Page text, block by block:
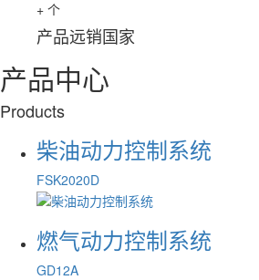
+ 个
产品远销国家
产品中心
Products
柴油动力控制系统
FSK2020D
燃气动力控制系统
GD12A